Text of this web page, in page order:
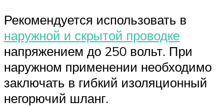
Рекомендуется использовать в
наружной и скрытой проводке
напряжением до 250 вольт. При
наружном применении необходимо
заключать в гибкий изоляционный
негорючий шланг.